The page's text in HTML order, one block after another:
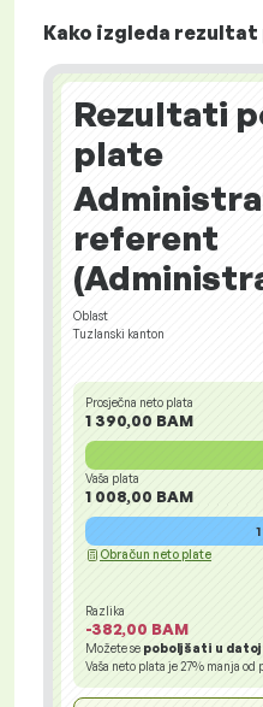
Kako izgleda
Rezultati
plate
referent
Oblast
Tuzlanski kanton
Prosječna neto plata
1 390,00 BAM
Vaša plata
1 008,00 BAM
Obračun neto plate
Razlika
-382,00 BAM
Možete se poboljšati u
Vaša neto plata je27% manja od